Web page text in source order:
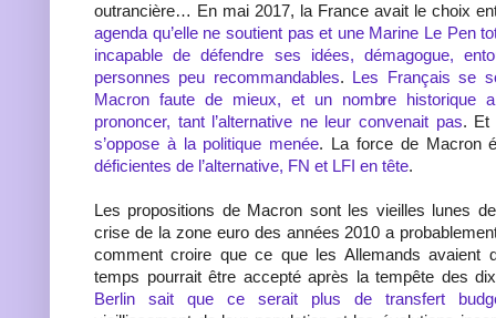
outrancière… En mai 2017, la France avait le choix
agenda qu’elle ne soutient pas et une Marine Le Pen
incapable de défendre ses idées, démagogue,
personnes peu recommandables.
Les Français se
Macron faute de mieux, et un nombre historique
prononcer, tant l’alternative ne leur convenait pas. Et
s’oppose à la politique menée. La force de Macron
déficientes de l’alternative, FN et LFI en tête.
Les propositions de Macron sont les vieilles lunes
crise de la zone euro des années 2010 a
comment croire que ce que les Allemands avaient
temps pourrait être accepté après la tempête des
Berlin sait que ce serait plus de transfert